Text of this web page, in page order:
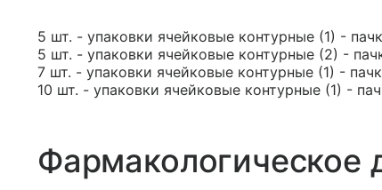
5 шт. - упаковки ячейковые контурные (1) -
5 шт. - упаковки ячейковые контурные (2) -
7 шт. - упаковки ячейковые контурные (1) -
10 шт. - упаковки ячейковые контурные (1) -
Фармакологическое